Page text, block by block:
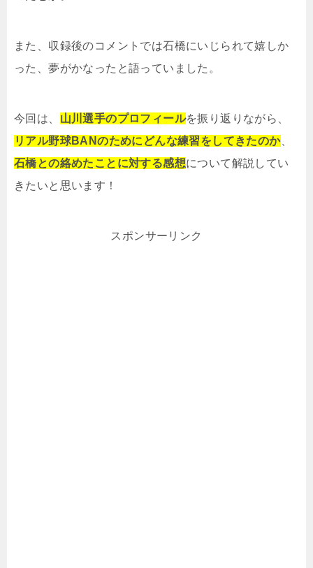
また、収録後のコメントでは石橋にいじられて嬉しか
った、夢がかなったと語っていました。
今回は、 山川選手のプロフィールを振り返りながら、
リアル野球BANのためにどんな練習をしてきたのか、
石橋との絡めたことに対する感想について解説してい
きたいと思います！
スポンサーリンク